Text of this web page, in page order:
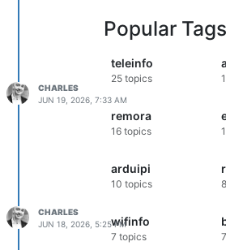
CHARLES
JUN 19, 2026, 7:33 AM
CHARLES
JUN 18, 2026, 5:25 PM
Popular Tags
teleinfo
25 topics
remora
16 topics
arduipi
10 topics 8
wifinfo
7 topics 7